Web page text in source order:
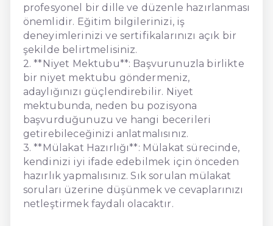
profesyonel bir dille ve düzenle hazırlanması
önemlidir. Eğitim bilgilerinizi, iş
deneyimlerinizi ve sertifikalarınızı açık bir
şekilde belirtmelisiniz.
2. **Niyet Mektubu**: Başvurunuzla birlikte
bir niyet mektubu göndermeniz,
adaylığınızı güçlendirebilir. Niyet
mektubunda, neden bu pozisyona
başvurduğunuzu ve hangi becerileri
getirebileceğinizi anlatmalısınız.
3. **Mülakat Hazırlığı**: Mülakat sürecinde,
kendinizi iyi ifade edebilmek için önceden
hazırlık yapmalısınız. Sık sorulan mülakat
soruları üzerine düşünmek ve cevaplarınızı
netleştirmek faydalı olacaktır.